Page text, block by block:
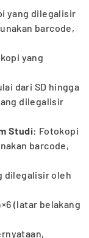
yang dilegalisir
barcode,
yang
dari SD hingga
dilegalisir
Studi: Fotokopi
barcode,
dilegalisir oleh
(latar belakang